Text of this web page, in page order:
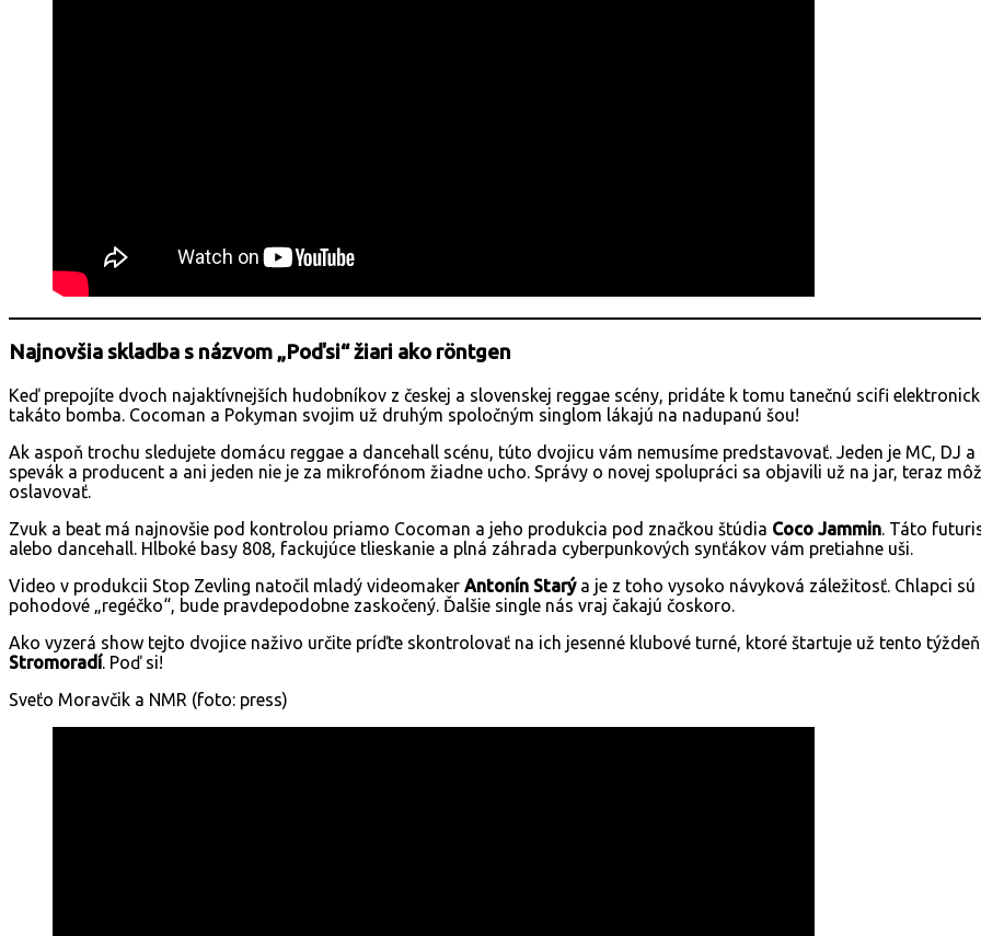
Najnovšia skladba s názvom „Poďsi“ žiari ako röntgen
Keď prepojíte dvoch najaktívnejších hudobníkov z českej a slovenskej reggae scény, pridáte k tomu tanečnú scifi
takáto bomba. Cocoman a Pokyman svojim už druhým spoločným singlom lákajú na nadupanú šou!
Ak aspoň trochu sledujete domácu reggae a dancehall scénu, túto dvojicu vám nemusíme predstavovať. Jeden je MC, DJ
spevák a producent a ani jeden nie je za mikrofónom žiadne ucho. Správy o novej spolupráci sa objavili už na jar, teraz
oslavovať.
Zvuk a beat má najnovšie pod kontrolou priamo Cocoman a jeho produkcia pod značkou štúdia Coco Jammin. Táto
alebo dancehall. Hlboké basy 808, fackujúce tlieskanie a plná záhrada cyberpunkových synťákov vám pretiahne uši.
Video v produkcii Stop Zevling natočil mladý videomaker Antonín Starýa je z toho vysoko návyková záležitosť. Chlapci
pohodové „regéčko“, bude pravdepodobne zaskočený. Ďalšie single nás vraj čakajú čoskoro.
Ako vyzerá show tejto dvojice naživo určite príďte skontrolovať na ich jesenné klubové turné, ktoré štartuje už tento
Stromoradí. Poď si!
Sveťo Moravčik a NMR (foto: press)